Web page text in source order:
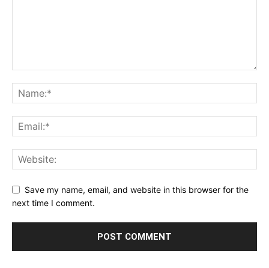
Save my name, email, and website in this browser for the
next time I comment.